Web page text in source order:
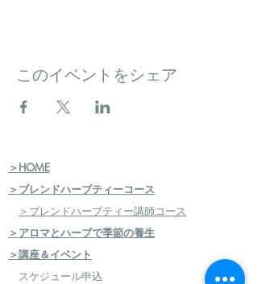
このイベントをシェア
＞HOME
＞ブレンドハーブティーコース
＞ブレンドハーブティー講師コース
＞アロマとハーブで季節の養生
＞講座＆イベント
スケジュール申込